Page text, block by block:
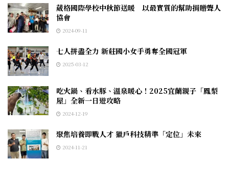
葳格國際學校中秋節送暖 以最實質的幫助捐贈聾人
協會
2024-09-11
七人拼盡全力 新莊國小女手勇奪全國冠軍
2025-03-12
吃火鍋、看水豚、溫泉暖心！2025宜蘭親子「鳳梨
屋」全新一日遊攻略
2024-12-19
聚焦培養即戰人才 獵戶科技精準「定位」未來
2024-11-21